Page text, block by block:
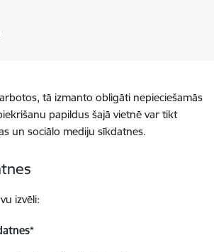
tā izmanto obligāti nepieciešamās
papildus šajā vietnē var tikt
un sociālo mediju sīkdatnes.
izvēli:
*